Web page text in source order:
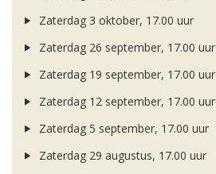
Zaterdag 3 oktober, 17.00 uur
Zaterdag 26 september, 17.00 uur
Zaterdag 19 september, 17.00 uur
Zaterdag 12 september, 17.00 uur
Zaterdag 5 september, 17.00 uur
Zaterdag 29 augustus, 17.00 uur